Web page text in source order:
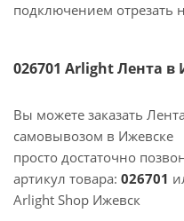
подключением отрезать
026701 Arlight Лента в
Вы можете заказать
самовывозом в Ижевске
просто достаточно
артикул товара: 026701
Arlight Shop Ижевск